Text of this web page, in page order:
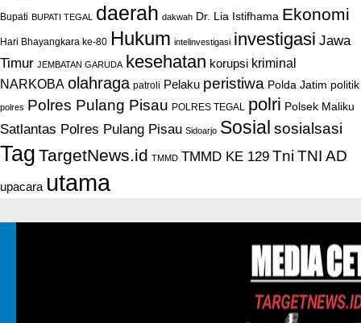
Bupati BUPATI TEGAL daerah dakwah Dr. Lia Istifhama Ekonomi
Hari Bhayangkara ke-80 Hukum intelinvestigasi investigasi Jawa
Timur JEMBATAN GARUDA kesehatan korupsi kriminal
NARKOBA olahraga patroli Pelaku peristiwa Polda Jatim politik
polres Polres Pulang Pisau POLRES TEGAL polri Polsek Maliku
Satlantas Polres Pulang Pisau Sidoarjo Sosial sosialsasi
Tag TargetNews.id TMMD TMMD KE 129 Tni TNI AD
upacara utama